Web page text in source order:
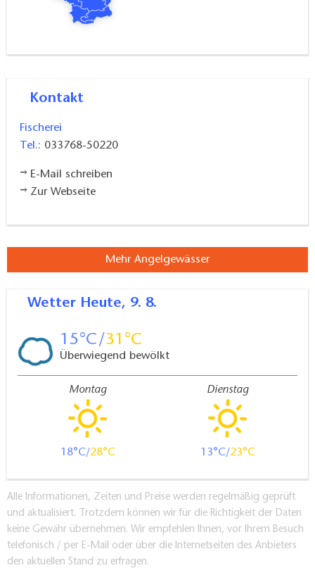
Kontakt
Fischerei
Tel.: 033768-50220
E-Mail schreiben
Zur Webseite
Mehr Angelgewässer
Wetter Heute, 9. 8.
15 31
Überwiegend bewölkt
Montag
18 28
Dienstag
13 23
Alle Informationen, Zeiten und Preise werden regelmäßig geprüft
und aktualisiert. Trotzdem können wir für die Richtigkeit der Daten
keine Gewähr übernehmen. Wir empfehlen Ihnen, vor Ihrem Besuch
telefonisch / per E-Mail oder über die Internetseiten des Anbieters
den aktuellen Stand zu erfragen.